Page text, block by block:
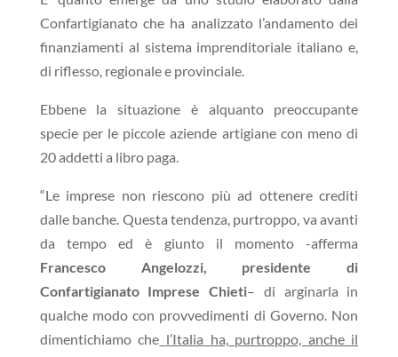
Confartigianato che ha analizzato l’andamento dei
finanziamenti al sistema imprenditoriale italiano e,
di riflesso, regionale e provinciale.
Ebbene la situazione è alquanto preoccupante
specie per le piccole aziende artigiane con meno di
20 addetti a libro paga.
“Le imprese non riescono più ad ottenere crediti
dalle banche. Questa tendenza, purtroppo, va avanti
da tempo ed è giunto il momento -afferma
Francesco Angelozzi, presidente di
Confartigianato Imprese Chieti– di arginarla in
qualche modo con provvedimenti di Governo. Non
dimentichiamo che l’Italia ha, purtroppo, anche il